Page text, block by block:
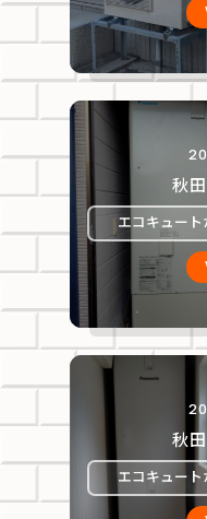
秋
エコキュー
秋
エコキュート